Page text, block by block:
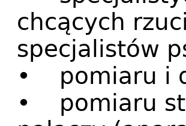
chcących
specjalistów
• pomiaru i
• pomiaru